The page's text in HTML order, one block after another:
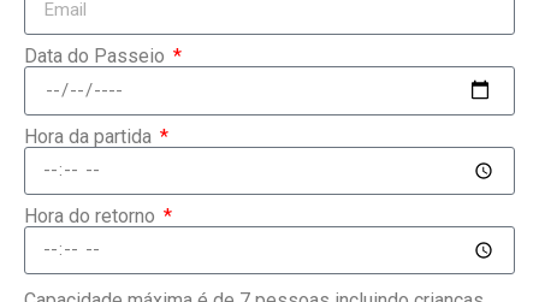
Data do Passeio
Hora da partida
Hora do retorno